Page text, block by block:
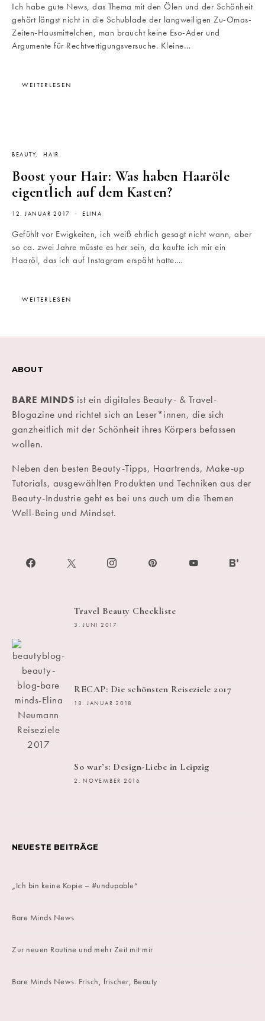
Ich habe gute News, das Thema mit den Ölen und der Schönheit
gehört längst nicht in die Schublade der langweiligen Zu-Omas-
Zeiten-Hausmittelchen, man braucht keine Eso-Ader und
Argumente für Rechtvertigungsversuche. Kleine…
WEITERLESEN
BEAUTY HAIR
Boost your Hair: Was haben Haaröle
eigentlich auf dem Kasten?
12. JANUAR 2017 ELINA
Gefühlt vor Ewigkeiten, ich weiß ehrlich gesagt nicht wann, aber
so ca. zwei Jahre müsste es her sein, da kaufte ich mir ein
Haaröl, das ich auf Instagram erspäht hatte.…
WEITERLESEN
ABOUT
BARE MINDS ist ein digitales Beauty- & Travel-
Blogazine und richtet sich an Leser*innen, die sich
ganzheitlich mit der Schönheit ihres Körpers befassen
wollen.
Neben den besten Beauty-Tipps, Haartrends, Make-up
Tutorials, ausgewählten Produkten und Techniken aus der
Beauty-Industrie geht es bei uns auch um die Themen
Well-Being und Mindset.
Travel Beauty Checkliste
3. JUNI 2017
RECAP: Die schönsten Reiseziele 2017
18. JANUAR 2018
So war’s: Design-Liebe in Leipzig
2. NOVEMBER 2016
NEUESTE BEITRÄGE
„Ich bin keine Kopie – #undupable“
Bare Minds News
Zur neuen Routine und mehr Zeit mit mir
Bare Minds News: Frisch, frischer, Beauty